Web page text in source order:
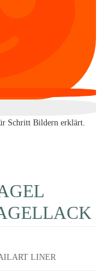
Schritt Bildern erklärt.
LINER